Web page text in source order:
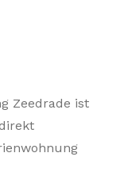
Zeedrade ist